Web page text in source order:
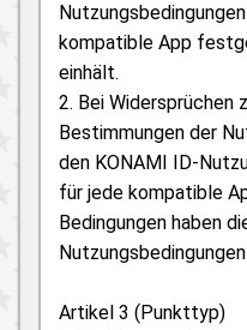
kompatible App
einhält.
2. Bei Widersprüchen
Bestimmungen der
den KONAMI ID-
für jede kompatible
Bedingungen haben
Artikel 3 (Punkttyp)